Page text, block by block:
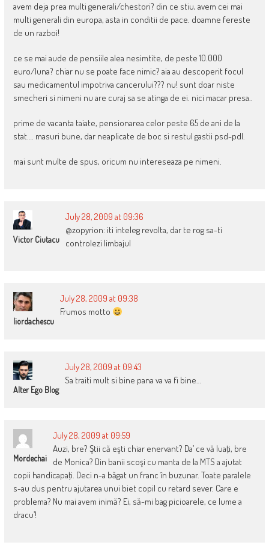
avem deja prea multi generali/chestori? din ce stiu, avem cei mai
multi generali din europa, asta in conditii de pace. doamne fereste
de un razboi!
ce se mai aude de pensiile alea nesimtite, de peste 10.000
euro/luna? chiar nu se poate face nimic? aia au descoperit focul
sau medicamentul impotriva cancerului??? nu! sunt doar niste
smecheri si nimeni nu are curaj sa se atinga de ei. nici macar presa..
prime de vacanta taiate, pensionarea celor peste 65 de ani de la
stat…. masuri bune, dar neaplicate de boc si restul gastii psd-pdl.
mai sunt multe de spus, oricum nu intereseaza pe nimeni.
Victor Ciutacu
July 28, 2009 at 09:36
@zopyrion: iti inteleg revolta, dar te rog sa-ti
controlezi limbajul
Iiordachescu
July 28, 2009 at 09:38
Frumos motto
Alter Ego Blog
July 28, 2009 at 09:43
Sa traiti mult si bine pana va va fi bine…
Mordechai
July 28, 2009 at 09:59
Auzi, bre? Ştii că eşti chiar enervant? Da’ ce vă luaţi, bre
de Monica? Din banii scoşi cu manta de la MTS a ajutat
copii handicapaţi. Deci n-a băgat un franc în buzunar. Toate paralele
s-au dus pentru ajutarea unui biet copil cu retard sever. Care e
problema? Nu mai avem inimă? Ei, să-mi bag picioarele, ce lume a
dracu’!